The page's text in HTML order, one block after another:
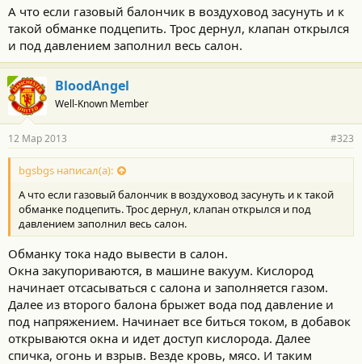
А что если газовый балончик в воздуховод засунуть и к
такой обманке подцепить. Трос дернул, клапан открылся
и под давлением заполнил весь салон.
BloodAngel
Well-Known Member
12 Мар 2013 #323
bgsbgs написал(а):
А что если газовый балончик в воздуховод засунуть и к такой
обманке подцепить. Трос дернул, клапан открылся и под
давлением заполнил весь салон.
Обманку тока надо вывести в салон.
Окна закупориваются, в машине вакуум. Кислород
начинает отсасываться с салона и заполняется газом.
Далее из второго балона брыжет вода под давление и
под напряжением. Начинает все биться током, в добавок
открываются окна и идет доступ кислорода. Далее
спичка, огонь и взрыв. Везде кровь, мясо. И таким